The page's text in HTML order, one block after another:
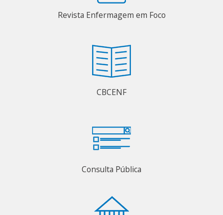
Revista Enfermagem em Foco
CBCENF
Consulta Pública